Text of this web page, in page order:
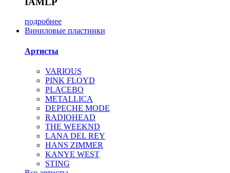
подробнее
Виниловые пластинки
Артисты
VARIOUS
PINK FLOYD
PLACEBO
METALLICA
DEPECHE MODE
RADIOHEAD
THE WEEKND
LANA DEL REY
HANS ZIMMER
KANYE WEST
STING